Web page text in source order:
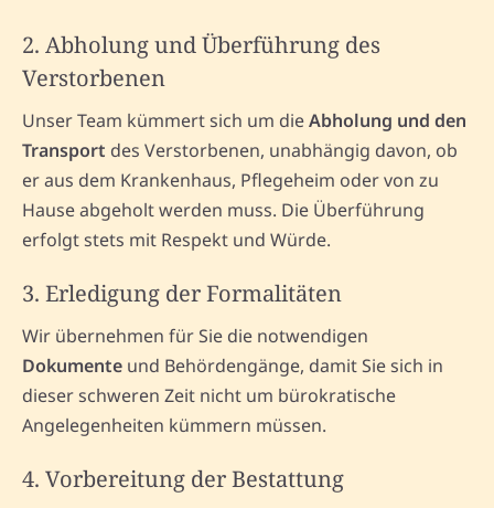
2. Abholung und Überführung des
Verstorbenen
Unser Team kümmert sich um dieAbholung und den
Transport des Verstorbenen, unabhängig davon, ob
er aus dem Krankenhaus, Pflegeheim oder von zu
Hause abgeholt werden muss. Die Überführung
erfolgt stets mit Respekt und Würde.
3. Erledigung der Formalitäten
Wir übernehmen für Sie die notwendigen
Dokumente und Behördengänge, damit Sie sich in
dieser schweren Zeit nicht um bürokratische
Angelegenheiten kümmern müssen.
4. Vorbereitung der Bestattung